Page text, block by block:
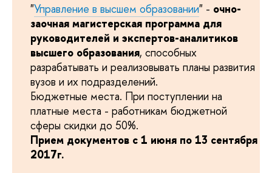
"Управление в высшем образовании" - очно-
заочная магистерская программа для
руководителей и экспертов-аналитиков
высшего образования, способных
разрабатывать и реализовывать планы развития
вузов и их подразделений.
Бюджетные места. При поступлении на
платные места - работникам бюджетной
сферы скидки до 50%.
Прием документов с 1 июня по 13 сентября
2017г.